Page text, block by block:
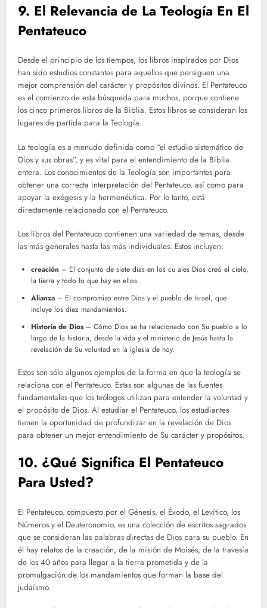
9. El Relevancia de La Teología En El
Pentateuco
Desde el principio de los tiempos, los libros inspirados por Dios
han sido estudios constantes para aquellos que persiguen una
mejor comprensión del carácter y propósitos divinos. El Pentateuco
es el comienzo de esta búsqueda para muchos, porque contiene
los cinco primeros libros de la Biblia. Estos libros se consideran los
lugares de partida para la Teología.
La teología es a menudo definida como “el estudio sistemático de
Dios y sus obras”, y es vital para el entendimiento de la Biblia
entera. Los conocimientos de la Teología son importantes para
obtener una correcta interpretación del Pentateuco, así como para
apoyar la exégesis y la hermenéutica. Por lo tanto, está
directamente relacionado con el Pentateuco.
Los libros del Pentateuco contienen una variedad de temas, desde
las más generales hasta las más individuales. Estos incluyen:
creación – El conjunto de siete días en los cu ales Dios creó el cielo,
la tierra y todo lo que hay en ellos.
Alianza – El compromiso entre Dios y el pueblo de Israel, que
incluye los diez mandamientos.
Historia de Dios– Cómo Dios se ha relacionado con Su pueblo a lo
largo de la historia, desde la vida y el ministerio de Jesús hasta la
revelación de Su voluntad en la iglesia de hoy.
Estos son sólo algunos ejemplos de la forma en que la teología se
relaciona con el Pentateuco. Estas son algunas de las fuentes
fundamentales que los teólogos utilizan para entender la voluntad y
el propósito de Dios. Al estudiar el Pentateuco, los estudiantes
tienen la oportunidad de profundizar en la revelación de Dios
para obtener un mejor entendimiento de Su carácter y propósitos.
10. ¿Qué Significa El Pentateuco
Para Usted?
El Pentateuco, compuesto por el Génesis, el Éxodo, el Levítico, los
Números y el Deuteronomio, es una colección de escritos sagrados
que se consideran las palabras directas de Dios para su pueblo. En
él hay relatos de la creación, de la misión de Moisés, de la travesía
de los 40 años para llegar a la tierra prometida y de la
promulgación de los mandamientos que forman la base del
judaísmo.